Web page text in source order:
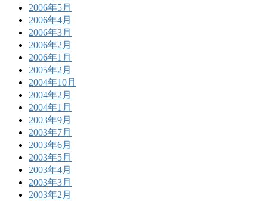
2006年5月
2006年4月
2006年3月
2006年2月
2006年1月
2005年2月
2004年10月
2004年2月
2004年1月
2003年9月
2003年7月
2003年6月
2003年5月
2003年4月
2003年3月
2003年2月